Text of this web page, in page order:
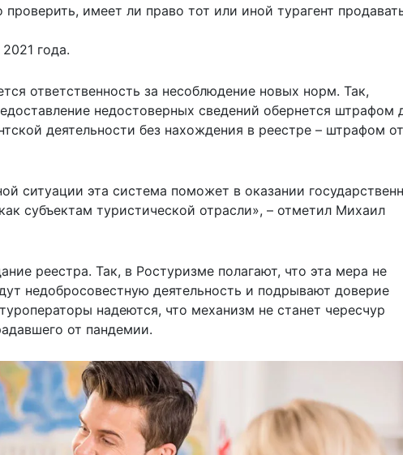
имеет ли право тот или иной турагент
года.
ответственность за несоблюдение новых норм. Так,
недостоверных сведений обернется штрафом
деятельности без нахождения в реестре – штрафом
ситуации эта система поможет в оказании
субъектам туристической отрасли», – отметил Михаил
реестра. Так, в Ростуризме полагают, что эта мера не
недобросовестную деятельность и подрывают доверие
надеются, что механизм не станет чересчур
от пандемии.